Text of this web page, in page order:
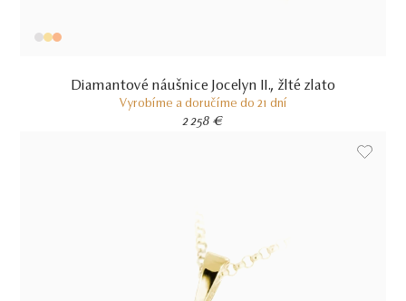
Diamantové náušnice Jocelyn II., žlté zlato
Vyrobíme a doručíme do 21 dní
2 258 €